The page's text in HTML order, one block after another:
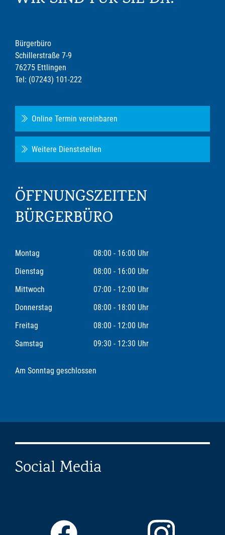
Bürgerbüro
Schillerstraße 7-9
76275 Ettlingen
Tel: (07243) 101-222
Online Termin vereinbaren
Weitere Dienststellen
ÖFFNUNGSZEITEN
BÜRGERBÜRO
Montag
08:00 - 16:00 Uhr
Dienstag
08:00 - 16:00 Uhr
Mittwoch
07:00 - 12:00 Uhr
Donnerstag
08:00 - 18:00 Uhr
Freitag
08:00 - 12:00 Uhr
Samstag
09:30 - 12:30 Uhr
Am Sonntag geschlossen
Social Media